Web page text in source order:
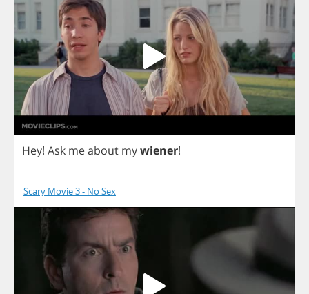
Hey! Ask meabout mywiener!
Scary Movie 3 - No Sex